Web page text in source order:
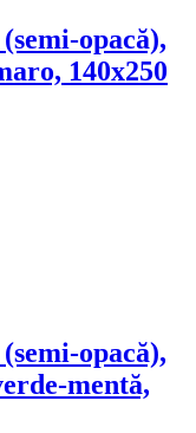
opacă),
140x250
opacă),
mentă,